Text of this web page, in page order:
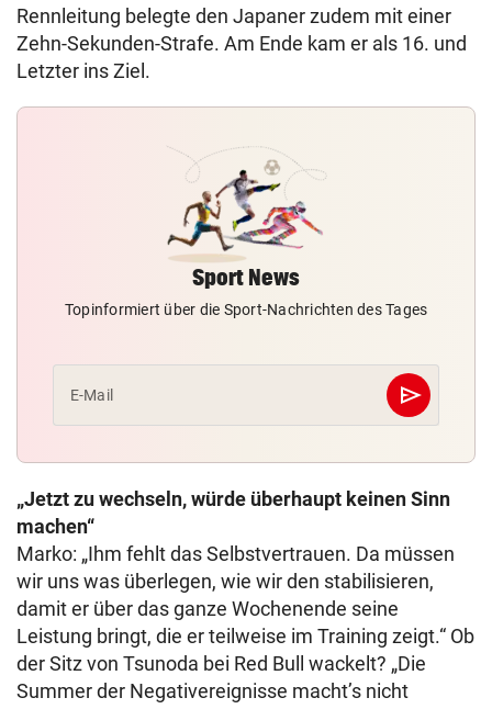
Rennleitung belegte den Japaner zudem mit einer
Zehn-Sekunden-Strafe. Am Ende kam er als 16. und
Letzter ins Ziel.
Sport News
Topinformiert über die Sport-Nachrichten des Tages
E-Mail send
Abschicken
„Jetzt zu wechseln, würde überhaupt keinen Sinn
machen“
Marko: „Ihm fehlt das Selbstvertrauen. Da müssen
wir uns was überlegen, wie wir den stabilisieren,
damit er über das ganze Wochenende seine
Leistung bringt, die er teilweise im Training zeigt.“ Ob
der Sitz von Tsunoda bei Red Bull wackelt? „Die
Summer der Negativereignisse macht’s nicht